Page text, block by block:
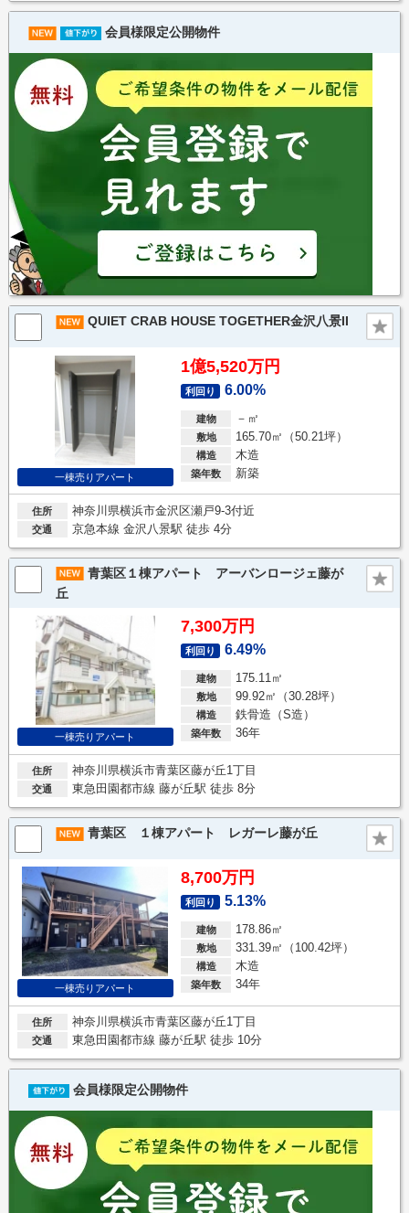
会員様限定公開物件
QUIET CRAB HOUSE TOGETHER金沢八景II
一棟売りアパート
1億5,520万円
利回り 6.00%
建物 －㎡
敷地 165.70㎡（50.21坪）
構造 木造
築年数 新築
住所 神奈川県横浜市金沢区瀬戸9-3付近
交通 京急本線 金沢八景駅 徒歩 4分
青葉区１棟アパート アーバンロージェ藤が
丘
一棟売りアパート
7,300万円
利回り 6.49%
建物 175.11㎡
敷地 99.92㎡（30.28坪）
構造 鉄骨造（S造）
築年数 36年
住所 神奈川県横浜市青葉区藤が丘1丁目
交通 東急田園都市線 藤が丘駅 徒歩 8分
青葉区 １棟アパート レガーレ藤が丘
一棟売りアパート
8,700万円
利回り 5.13%
建物 178.86㎡
敷地 331.39㎡（100.42坪）
構造 木造
築年数 34年
住所 神奈川県横浜市青葉区藤が丘1丁目
交通 東急田園都市線 藤が丘駅 徒歩 10分
会員様限定公開物件